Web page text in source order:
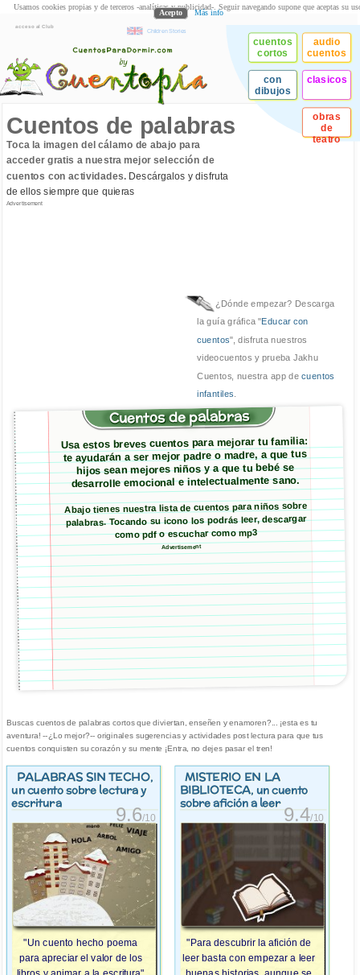
acceso al Club
Children Stories
cuentos
cortos
audio
cuentos
con
dibujos
clasicos
obras
de
teatro
Cuentos de palabras
Toca la imagen del cálamo de abajo para
acceder gratis a nuestra mejor selección de
cuentos con actividades.Descárgalos y disfruta
de ellos siempre que quieras
Advertisement
¿Dónde empezar? Descarga
la guía gráfica "Educar con
cuentos", disfruta nuestros
videocuentos y prueba Jakhu
Cuentos, nuestra app decuentos
infantiles.
Cuentos de palabras
Usa estos breves cuentos para mejorar tu familia:
te ayudarán a ser mejor padre o madre, a que tus
hijos sean mejores niños y a que tu bebé se
desarrolle emocional e intelectualmente sano.
Abajo tienes nuestra lista de cuentos para niños sobre
palabras. Tocando su icono los podrás leer, descargar
como pdf o escuchar como mp3
Advertisement
Buscas cuentos de palabras cortos que diviertan, enseñen y enamoren?... ¡esta es tu
aventura! --¿Lo mejor?-- originales sugerencias y actividades post lectura para que tus
cuentos conquisten su corazón y su mente ¡Entra, no dejes pasar el tren!
PALABRAS SIN TECHO,
un cuento sobre lectura y
escritura
9.6/10
"Un cuento hecho poema
para apreciar el valor de los
MISTERIO EN LA
BIBLIOTECA, un cuento
sobre afición a leer
9.4/10
"Para descubrir la afición de
leer basta con empezar a leer
Usamos cookies propias y de terceros -analíticas y publicidad-. Seguir navegando supone que aceptas su
Acepto Más info